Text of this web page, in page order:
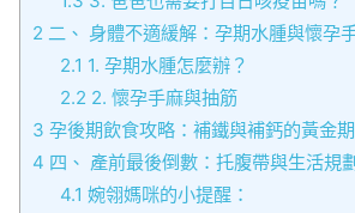
2 二、 身體不適緩解：孕期水腫與懷孕
2.1 1. 孕期水腫怎麼辦？
2.2 2. 懷孕手麻與抽筋
3 孕後期飲食攻略：補鐵與補鈣的黃金期
4 四、 產前最後倒數：托腹帶與生活規
4.1 婉翎媽咪的小提醒：